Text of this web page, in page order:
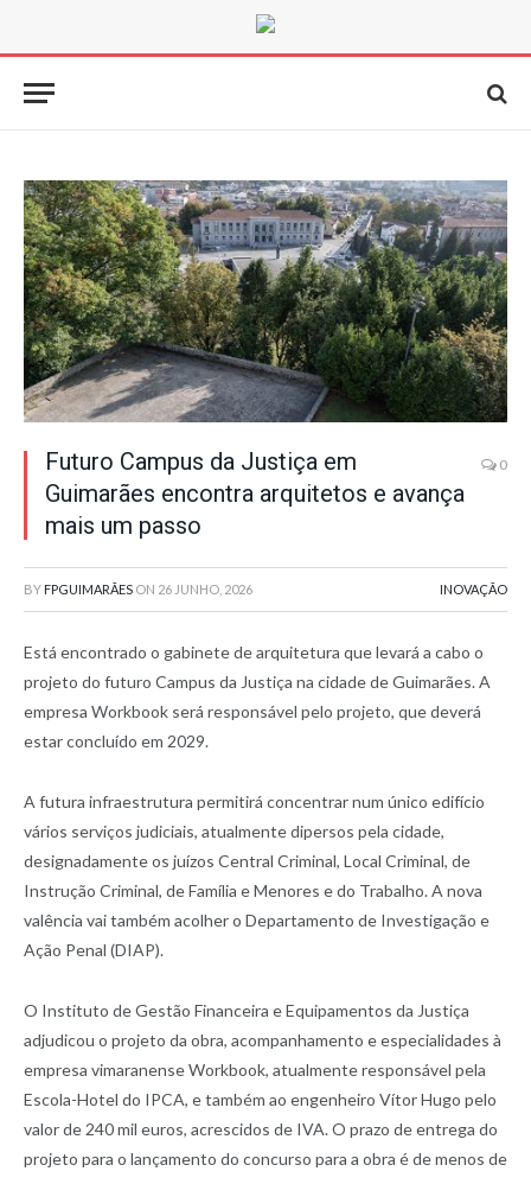
Futuro Campus da Justiça em
Guimarães encontra arquitetos e avança
mais um passo
0
BY FPGUIMARÃES ON 26 JUNHO, 2026 INOVAÇÃO
Está encontrado o gabinete de arquitetura que levará a cabo o
projeto do futuro Campus da Justiça na cidade de Guimarães. A
empresa Workbook será responsável pelo projeto, que deverá
estar concluído em 2029.
A futura infraestrutura permitirá concentrar num único edifício
vários serviços judiciais, atualmente dipersos pela cidade,
designadamente os juízos Central Criminal, Local Criminal, de
Instrução Criminal, de Família e Menores e do Trabalho. A nova
valência vai também acolher o Departamento de Investigação e
Ação Penal (DIAP).
O Instituto de Gestão Financeira e Equipamentos da Justiça
adjudicou o projeto da obra, acompanhamento e especialidades à
empresa vimaranense Workbook, atualmente responsável pela
Escola-Hotel do IPCA, e também ao engenheiro Vítor Hugo pelo
valor de 240 mil euros, acrescidos de IVA. O prazo de entrega do
projeto para o lançamento do concurso para a obra é de menos de